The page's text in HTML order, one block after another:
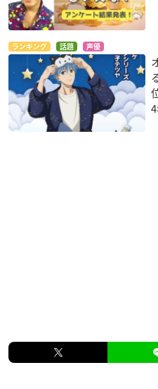
ランキング 話題 声優